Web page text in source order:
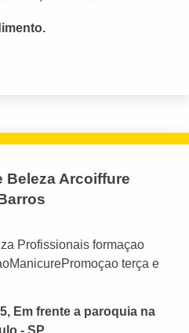
Beleza Arcoiffure
Profissionais formaçao
terça e
Em frente a paroquia na
- SP